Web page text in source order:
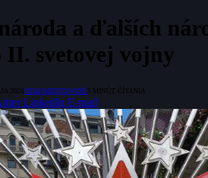
a ďalších
II. svetovej vojny
2026 NEKOMENTOVANÉ 3 MINÚT ČÍTANIA
LinkedIn E-mail